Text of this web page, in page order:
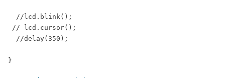
  //lcd.blink();
// lcd.cursor();
  //delay(350);